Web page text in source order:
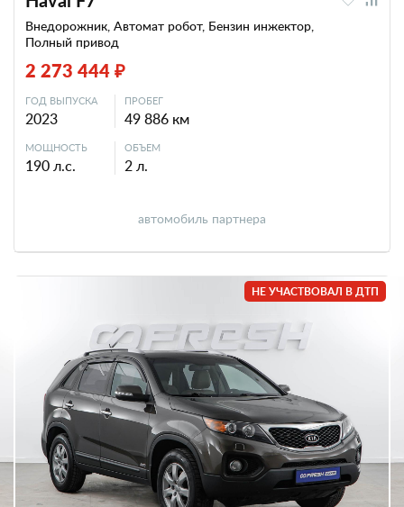
Внедорожник, Автомат робот, Бензин инжектор,
Полный привод
2 273 444 ₽
ГОД ВЫПУСКА
2023
ПРОБЕГ
49 886 км
МОЩНОСТЬ
190 л.с.
ОБЪЕМ
2 л.
автомобиль партнера
НЕ УЧАСТВОВАЛ В ДТП